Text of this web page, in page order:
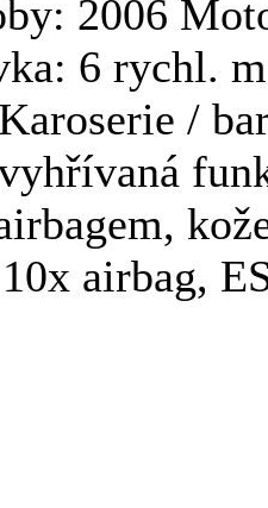
2006
6 rychl.
/
airbag,